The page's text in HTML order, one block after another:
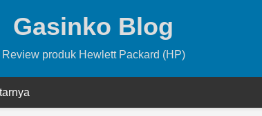
Gasinko Blog
Review produk Hewlett Packard (HP)